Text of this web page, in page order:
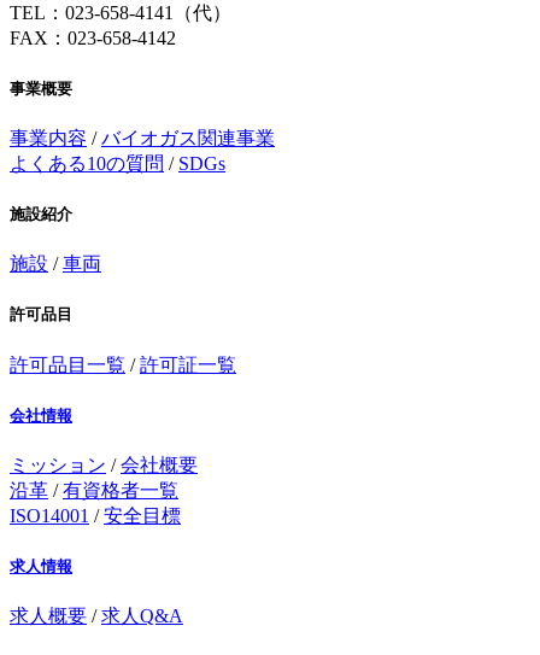
TEL：023-658-4141（代）
FAX：023-658-4142
事業概要
事業内容 /バイオガス関連事業
よくある10の質問 / SDGs
施設紹介
施設 /車両
許可品目
許可品目一覧 /許可証一覧
会社情報
ミッション /会社概要
沿革 /有資格者一覧
ISO14001 /安全目標
求人情報
求人概要 /求人Q&A